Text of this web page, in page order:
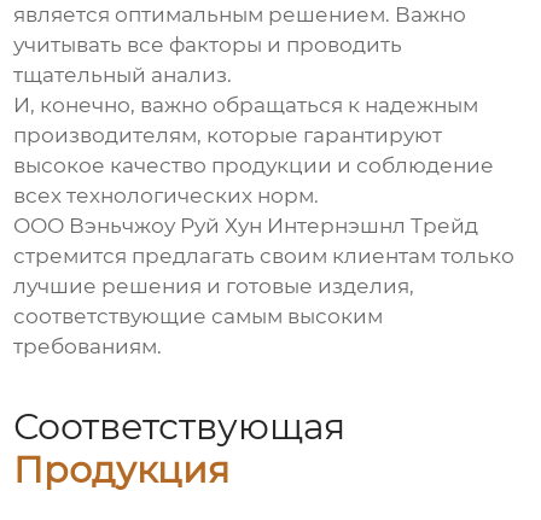
является оптимальным решением. Важно
учитывать все факторы и проводить
тщательный анализ.
И, конечно, важно обращаться к надежным
производителям, которые гарантируют
высокое качество продукции и соблюдение
всех технологических норм.
ООО Вэньчжоу Руй Хун Интернэшнл Трейд
стремится предлагать своим клиентам только
лучшие решения и готовые изделия,
соответствующие самым высоким
требованиям.
Соответствующая
Продукция